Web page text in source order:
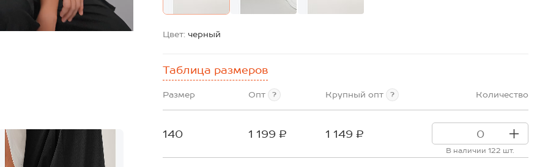
Цвет: черный
Таблица размеров
Размер Опт ? Крупный опт ? Количество
140 1 199 ₽ 1 149 ₽
В наличии 122 шт.